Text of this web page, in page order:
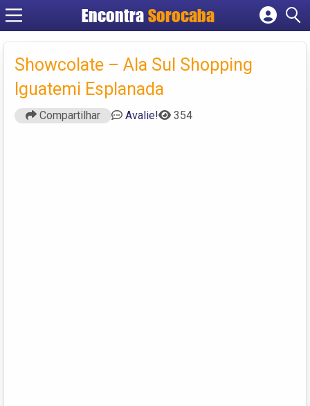
EncontraSorocaba
Cadastrar empresa
Criar conta
Showcolate – Ala Sul Shopping
Iguatemi Esplanada
Compartilhar Avalie! 354